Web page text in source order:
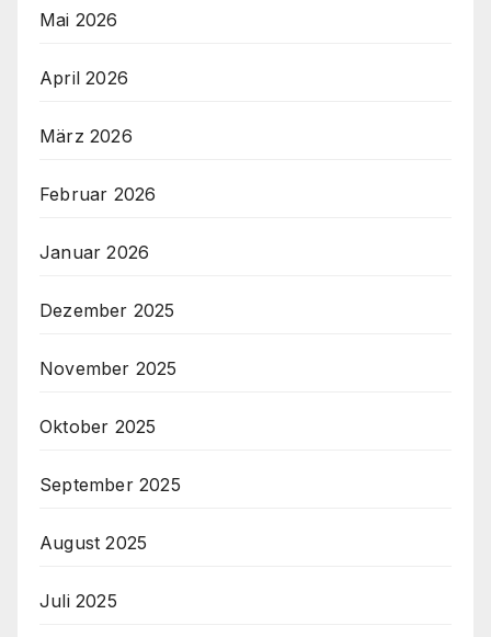
Mai 2026
April 2026
März 2026
Februar 2026
Januar 2026
Dezember 2025
November 2025
Oktober 2025
September 2025
August 2025
Juli 2025